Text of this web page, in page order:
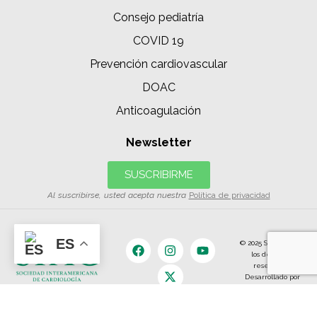
Consejo pediatría
COVID 19
Prevención cardiovascular
DOAC
Anticoagulación
Newsletter
SUSCRIBIRME
Al suscribirse, usted acepta nuestra Política de privacidad
© 2025 SIAC | Todos
los derechos
reservados.
Desarrollado por
ES